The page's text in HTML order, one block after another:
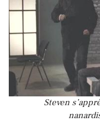
Steven